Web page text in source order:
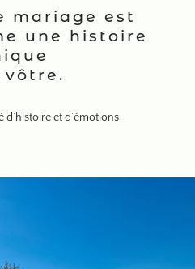
mariage est
une histoire
vôtre.
d’histoire et d’émotions